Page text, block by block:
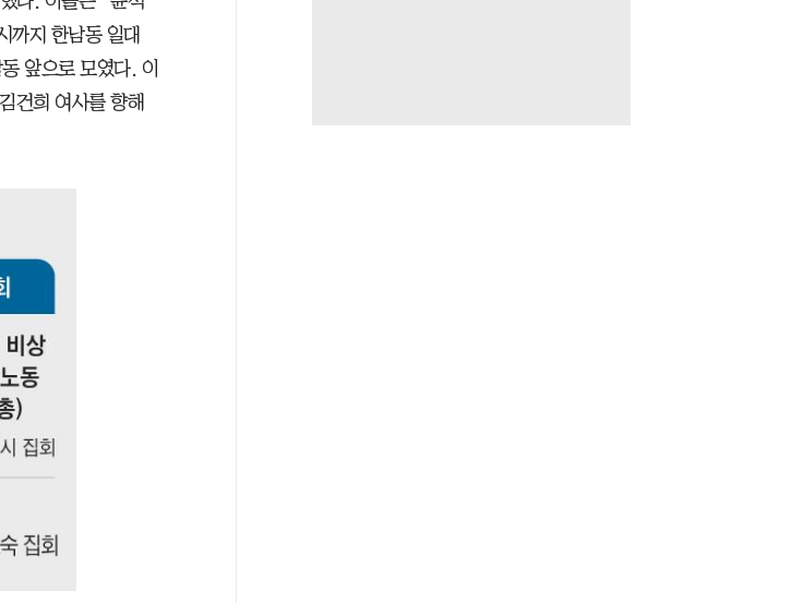
까지 한남동 일대
앞으로 모였다. 이
건희 여사를 향해